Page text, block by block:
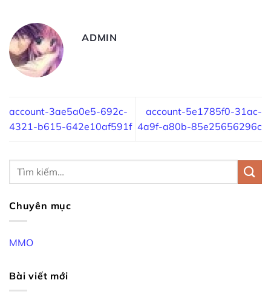
ADMIN
account-3ae5a0e5-692c-
4321-b615-642e10af591f
account-5e1785f0-31ac-
4a9f-a80b-85e25656296c
Chuyên mục
MMO
Bài viết mới